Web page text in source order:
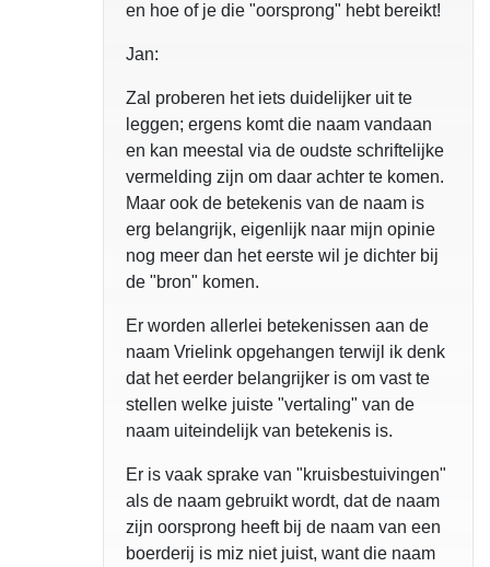
en hoe of je die "oorsprong" hebt bereikt!
Jan:
Zal proberen het iets duidelijker uit te
leggen; ergens komt die naam vandaan
en kan meestal via de oudste schriftelijke
vermelding zijn om daar achter te komen.
Maar ook de betekenis van de naam is
erg belangrijk, eigenlijk naar mijn opinie
nog meer dan het eerste wil je dichter bij
de "bron" komen.
Er worden allerlei betekenissen aan de
naam Vrielink opgehangen terwijl ik denk
dat het eerder belangrijker is om vast te
stellen welke juiste "vertaling" van de
naam uiteindelijk van betekenis is.
Er is vaak sprake van "kruisbestuivingen"
als de naam gebruikt wordt, dat de naam
zijn oorsprong heeft bij de naam van een
boerderij is miz niet juist, want die naam